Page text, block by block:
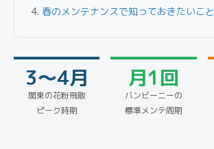
春のメンテナンスで知っておきたいこと
3〜4月
関東の花粉飛散
ピーク時期
月1回
バンビーニーの
標準メンテ周期